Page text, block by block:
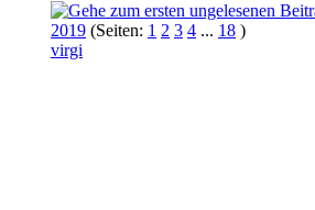
2019 (Seiten: 1 2 3 4 ... 18 )
virgi